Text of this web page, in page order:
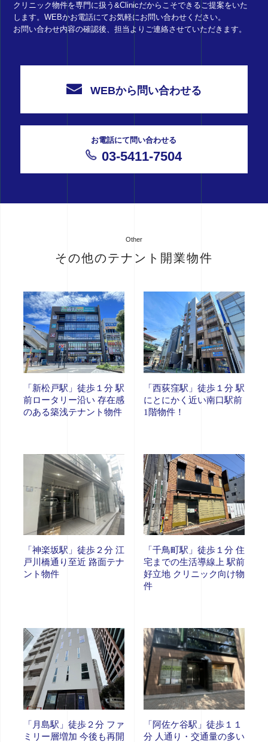
クリニック物件を専門に扱う&Clinicだからこそできるご提案をいた
します。WEBかお電話にてお気軽にお問い合わせください。
お問い合わせ内容の確認後、担当よりご連絡させていただきます。
WEBから問い合わせる
お電話にて問い合わせる
03-5411-7504
Other
その他のテナント開業物件
「新松戸駅」徒歩１分 駅
前ロータリー沿い 存在感
のある築浅テナント物件
「西荻窪駅」徒歩１分 駅
にとにかく近い南口駅前
1階物件！
「神楽坂駅」徒歩２分 江
戸川橋通り至近 路面テナ
ント物件
「千鳥町駅」徒歩１分 住
宅までの生活導線上 駅前
好立地 クリニック向け物
件
「月島駅」徒歩２分 ファ
ミリー層増加 今後も再開
「阿佐ケ谷駅」徒歩１１
分 人通り・交通量の多い